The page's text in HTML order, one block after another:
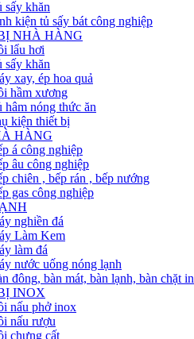
sấy khăn
kiện tủ sấy bát công nghiệp
NHÀ HÀNG
lẩu hơi
sấy khăn
xay, ép hoa quả
hầm xương
hâm nóng thức ăn
kiện thiết bị
HÀNG
á công nghiệp
âu công nghiệp
chiên , bếp rán , bếp nướng
gas công nghiệp
nghiền đá
Làm Kem
làm đá
nước uống nóng lạnh
đông, bàn mát, bàn lạnh, bàn chặt
INOX
nấu phở inox
nấu rượu
chưng cất